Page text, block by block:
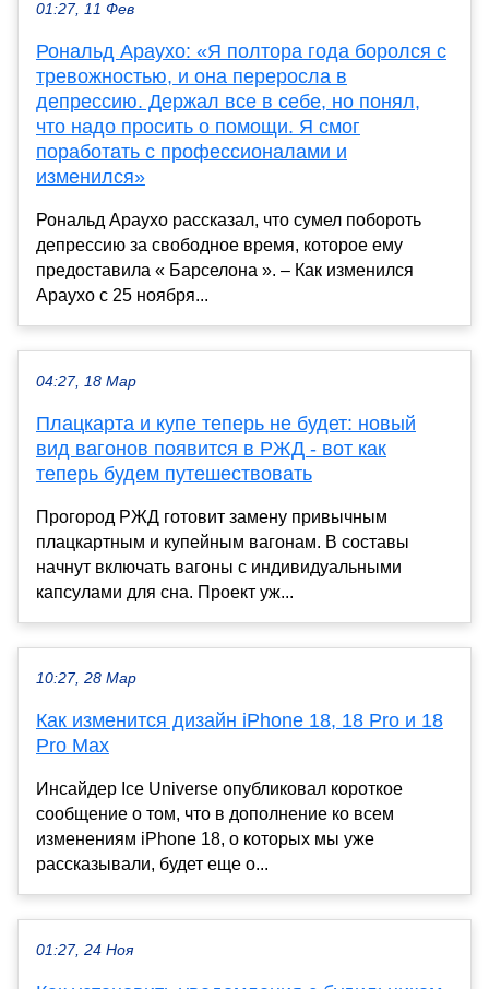
01:27, 11 Фев
Рональд Араухо: «Я полтора года боролся с
тревожностью, и она переросла в
депрессию. Держал все в себе, но понял,
что надо просить о помощи. Я смог
поработать с профессионалами и
изменился»
Рональд Араухо рассказал, что сумел побороть
депрессию за свободное время, которое ему
предоставила « Барселона ». – Как изменился
Араухо с 25 ноября...
04:27, 18 Мар
Плацкарта и купе теперь не будет: новый
вид вагонов появится в РЖД - вот как
теперь будем путешествовать
Прогород РЖД готовит замену привычным
плацкартным и купейным вагонам. В составы
начнут включать вагоны с индивидуальными
капсулами для сна. Проект уж...
10:27, 28 Мар
Как изменится дизайн iPhone 18, 18 Pro и 18
Pro Max
Инсайдер Ice Universe опубликовал короткое
сообщение о том, что в дополнение ко всем
изменениям iPhone 18, о которых мы уже
рассказывали, будет еще о...
01:27, 24 Ноя